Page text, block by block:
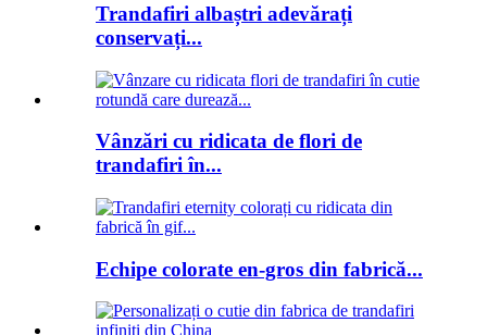
Trandafiri albaștri adevărați
conservați...
Vânzări cu ridicata de flori de
trandafiri în...
Echipe colorate en-gros din fabrică...